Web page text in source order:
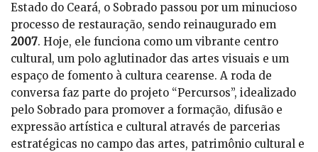
Estado do Ceará, o Sobrado passou por um minucioso
processo de restauração, sendo reinaugurado em
2007. Hoje, ele funciona como um vibrante centro
cultural, um polo aglutinador das artes visuais e um
espaço de fomento à cultura cearense. A roda de
conversa faz parte do projeto “Percursos”, idealizado
pelo Sobrado para promover a formação, difusão e
expressão artística e cultural através de parcerias
estratégicas no campo das artes, patrimônio cultural e